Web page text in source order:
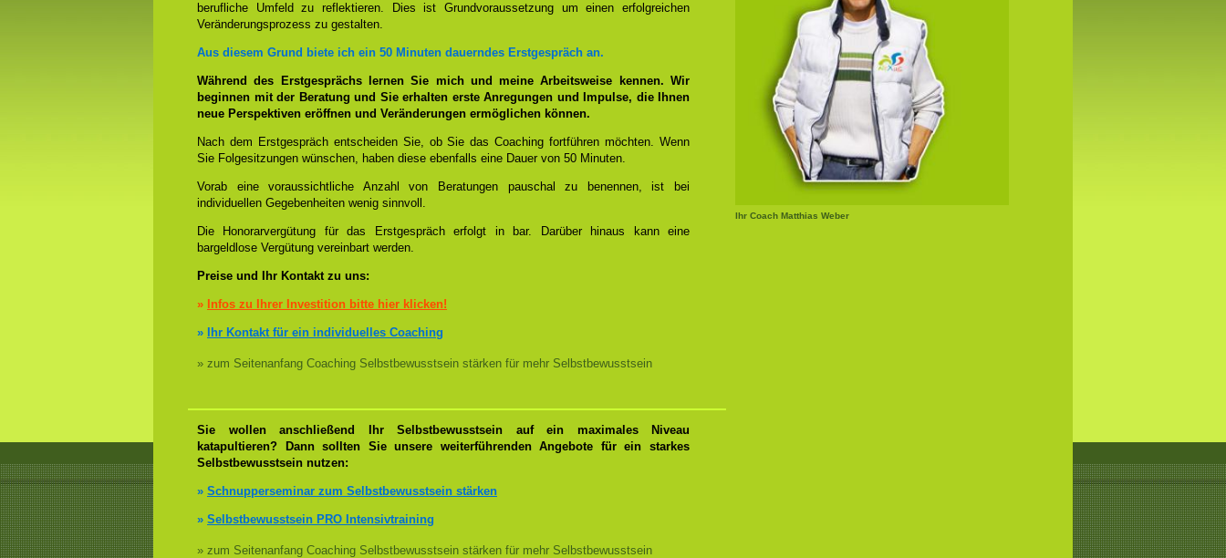
Ihr Coach Matthias Weber
berufliche Umfeld zu reflektieren. Dies ist Grundvoraussetzung um einen erfolgreichen
Veränderungsprozess zu gestalten.
Aus diesem Grund biete ich ein 50 Minuten dauerndes Erstgespräch an.
Während des Erstgesprächs lernen Sie mich und meine Arbeitsweise kennen. Wir
beginnen mit der Beratung und Sie erhalten erste Anregungen und Impulse, die Ihnen
neue Perspektiven eröffnen und Veränderungen ermöglichen können.
Nach dem Erstgespräch entscheiden Sie, ob Sie das Coaching fortführen möchten. Wenn
Sie Folgesitzungen wünschen, haben diese ebenfalls eine Dauer von 50 Minuten.
Vorab eine voraussichtliche Anzahl von Beratungen pauschal zu benennen, ist bei
individuellen Gegebenheiten wenig sinnvoll.
Die Honorarvergütung für das Erstgespräch erfolgt in bar. Darüber hinaus kann eine
bargeldlose Vergütung vereinbart werden.
Preise und Ihr Kontakt zu uns:
» Infos zu Ihrer Investition bitte hier klicken!
» Ihr Kontakt für ein individuelles Coaching
» zum Seitenanfang Coaching Selbstbewusstsein stärken für mehr Selbstbewusstsein
Sie wollen anschließend Ihr Selbstbewusstsein auf ein maximales Niveau
katapultieren? Dann sollten Sie unsere weiterführenden Angebote für ein starkes
Selbstbewusstsein nutzen:
» Schnupperseminar zum Selbstbewusstsein stärken
» Selbstbewusstsein PRO Intensivtraining
» zum Seitenanfang Coaching Selbstbewusstsein stärken für mehr Selbstbewusstsein